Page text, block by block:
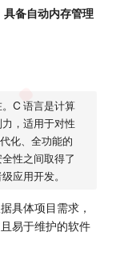
备自动内存管理
C 语言是计算
，适用于对性
化、全功能的
性之间取得了
应用开发。
具体项目需求，
易于维护的软件